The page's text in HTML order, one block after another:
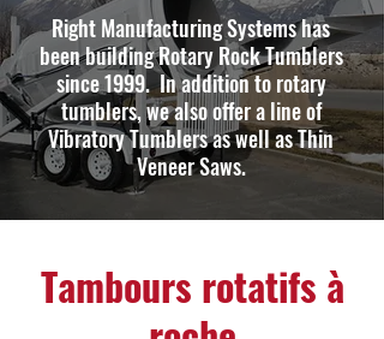
Right Manufacturing Systems has
been building Rotary Rock Tumblers
since 1999. In addition to rotary
tumblers, we also offer a line of
Vibratory Tumblers as well as Thin
Veneer Saws.
Tambours rotatifs à